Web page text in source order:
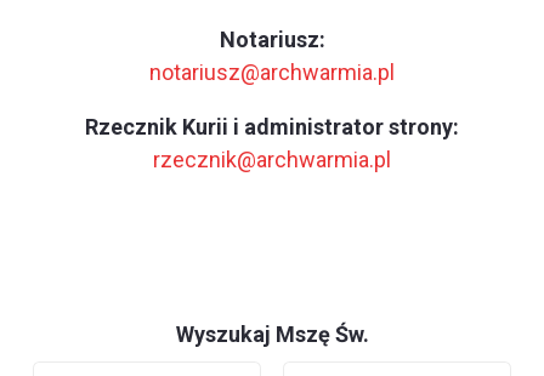
Notariusz:
notariusz@archwarmia.pl
Rzecznik Kurii i administrator strony:
rzecznik@archwarmia.pl
Wyszukaj Mszę Św.